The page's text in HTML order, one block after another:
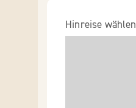
Hinreise wählen